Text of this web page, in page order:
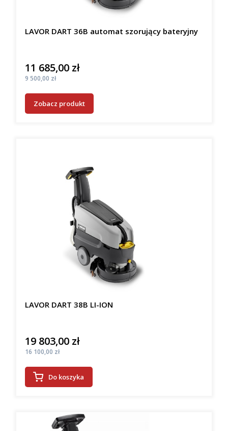
LAVOR DART 36B automat szorujący bateryjny
Cena
11 685,00 zł
Cena
9 500,00 zł
Zobacz produkt
LAVOR DART 38B LI-ION
Cena
19 803,00 zł
Cena
16 100,00 zł
Do koszyka